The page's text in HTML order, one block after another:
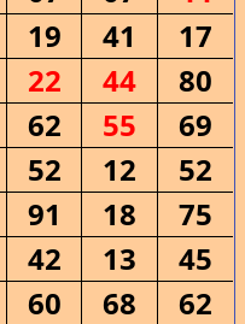
19 41
17
22 44
80
62 55
69
52 12
52
91 18
75
42 13
45
60 68
62